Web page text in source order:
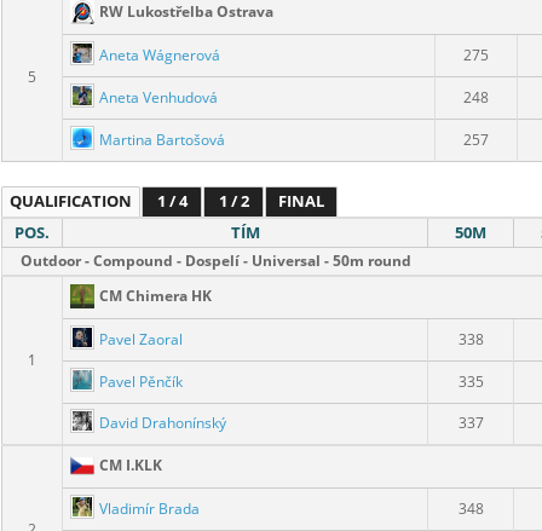
5
RW Lukostřelba Ostrava
Aneta Wágnerová 275
Aneta Venhudová 248
Martina Bartošová 257
QUALIFICATION 1 / 4 1 / 2
FINAL
POS.
TÍM 50M
Outdoor - Compound - Dospelí - Universal - 50m round
1
CM Chimera HK
Pavel Zaoral 338
Pavel Pěnčík
335
David Drahonínský
337
CM I.KLK
Vladimír Brada 348